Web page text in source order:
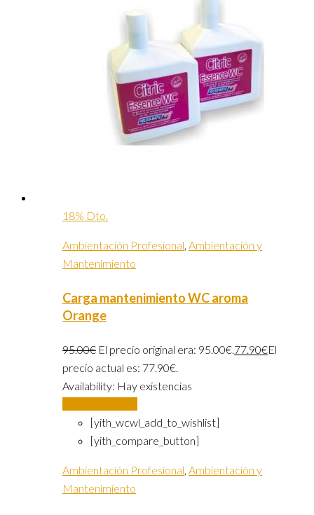
18% Dto.
Ambientación Profesional Ambientación y
Mantenimiento
Carga mantenimiento WC aroma
Orange
95.00€ El precio original era: 95.00€.77.90€El
precio actual es: 77.90€.
Availability: Hay existencias
[yith_wcwl_add_to_wishlist]
[yith_compare_button]
Ambientación Profesional, Ambientación y
Mantenimiento